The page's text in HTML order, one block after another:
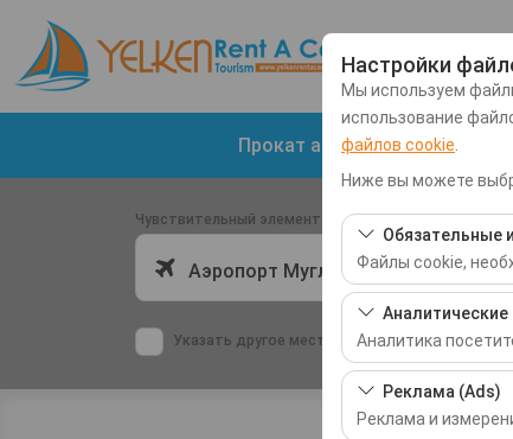
Настройки
Мы используем
использование
файлов cookie
Ниже вы можете
Обязательные
Файлы cookie,
Эти файлы cookie
базовых функций.
Аналитические
Аналитика
Эти файлы cookie
самые посещаемые
Реклама (Ads)
Реклама и
Прокат автомобилей в
Чувствительный элемент
Аэропорт Мугла-Даламан (DLM)
Указать другое место возврата машины